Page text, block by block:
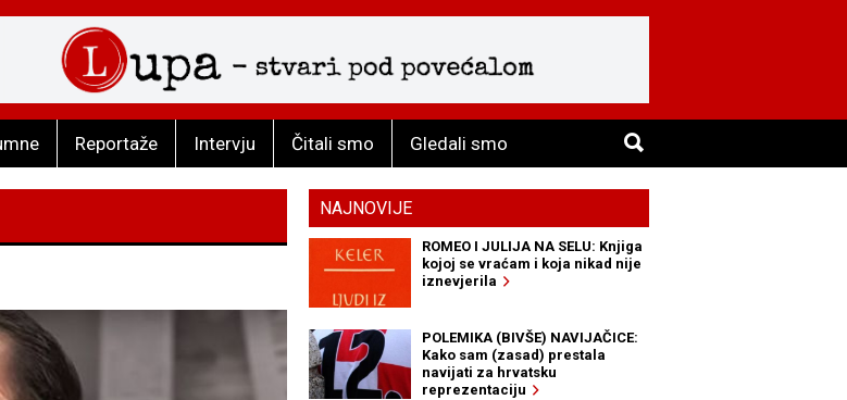
Reportaže Intervju Čitali smo Gledali smo
NAJNOVIJE
ROMEO I JULIJA NA SELU: Knjiga
kojoj se vraćam i koja nikad nije
iznevjerila
POLEMIKA (BIVŠE) NAVIJAČICE:
Kako sam (zasad) prestala
navijati za hrvatsku
reprezentaciju